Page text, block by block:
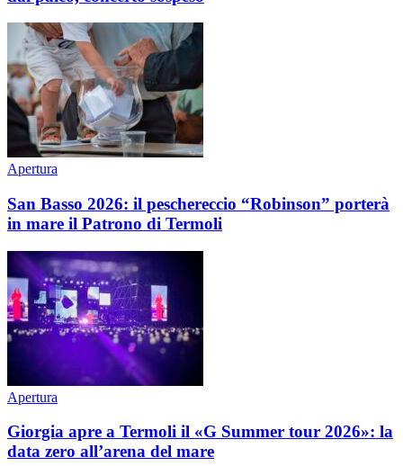
Apertura
San Basso 2026: il peschereccio “Robinson” porterà
in mare il Patrono di Termoli
Apertura
Giorgia apre a Termoli il «G Summer tour 2026»: la
data zero all’arena del mare